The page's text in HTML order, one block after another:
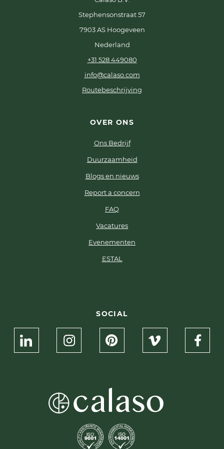
Stephensonstraat 57
7903 AS Hoogeveen
Nederland
+31 528 449080
info@calaso.com
Routebeschrijving
OVER ONS
Ons Bedrijf
Duurzaamheid
Blogs en nieuws
Report a concern
FAQ
Vacatures
Evenementen
ESTAL
SOCIAL